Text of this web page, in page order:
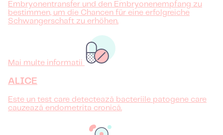
Embryonentransfer und den Embryonenempfang zu
bestimmen, um die Chancen für eine erfolgreiche
Schwangerschaft zu erhöhen.
Mai multe informatii
ALICE
Este un test care detectează bacteriile patogene care
cauzează endometrita cronică.